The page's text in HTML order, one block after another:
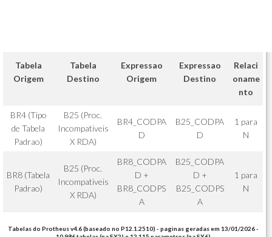
Tabela
Origem
Tabela
Destino
Expressao
Origem
Expressao
Destino
Relaci
oname
nto
BR4 (Tipo
de Tabela
Padrao)
B25 (Proc.
Incompativeis
X RDA)
BR4_CODPA
D
B25_CODPA
D
1 para
N
BR8 (Tabela
Padrao)
B25 (Proc.
Incompativeis
X RDA)
BR8_CODPA
D +
BR8_CODPS
A
B25_CODPA
D +
B25_CODPS
A
1 para
N
Tabelas do Protheus v4.6 (baseado no P12.1.2510) - paginas geradas em 13/01/2026 -